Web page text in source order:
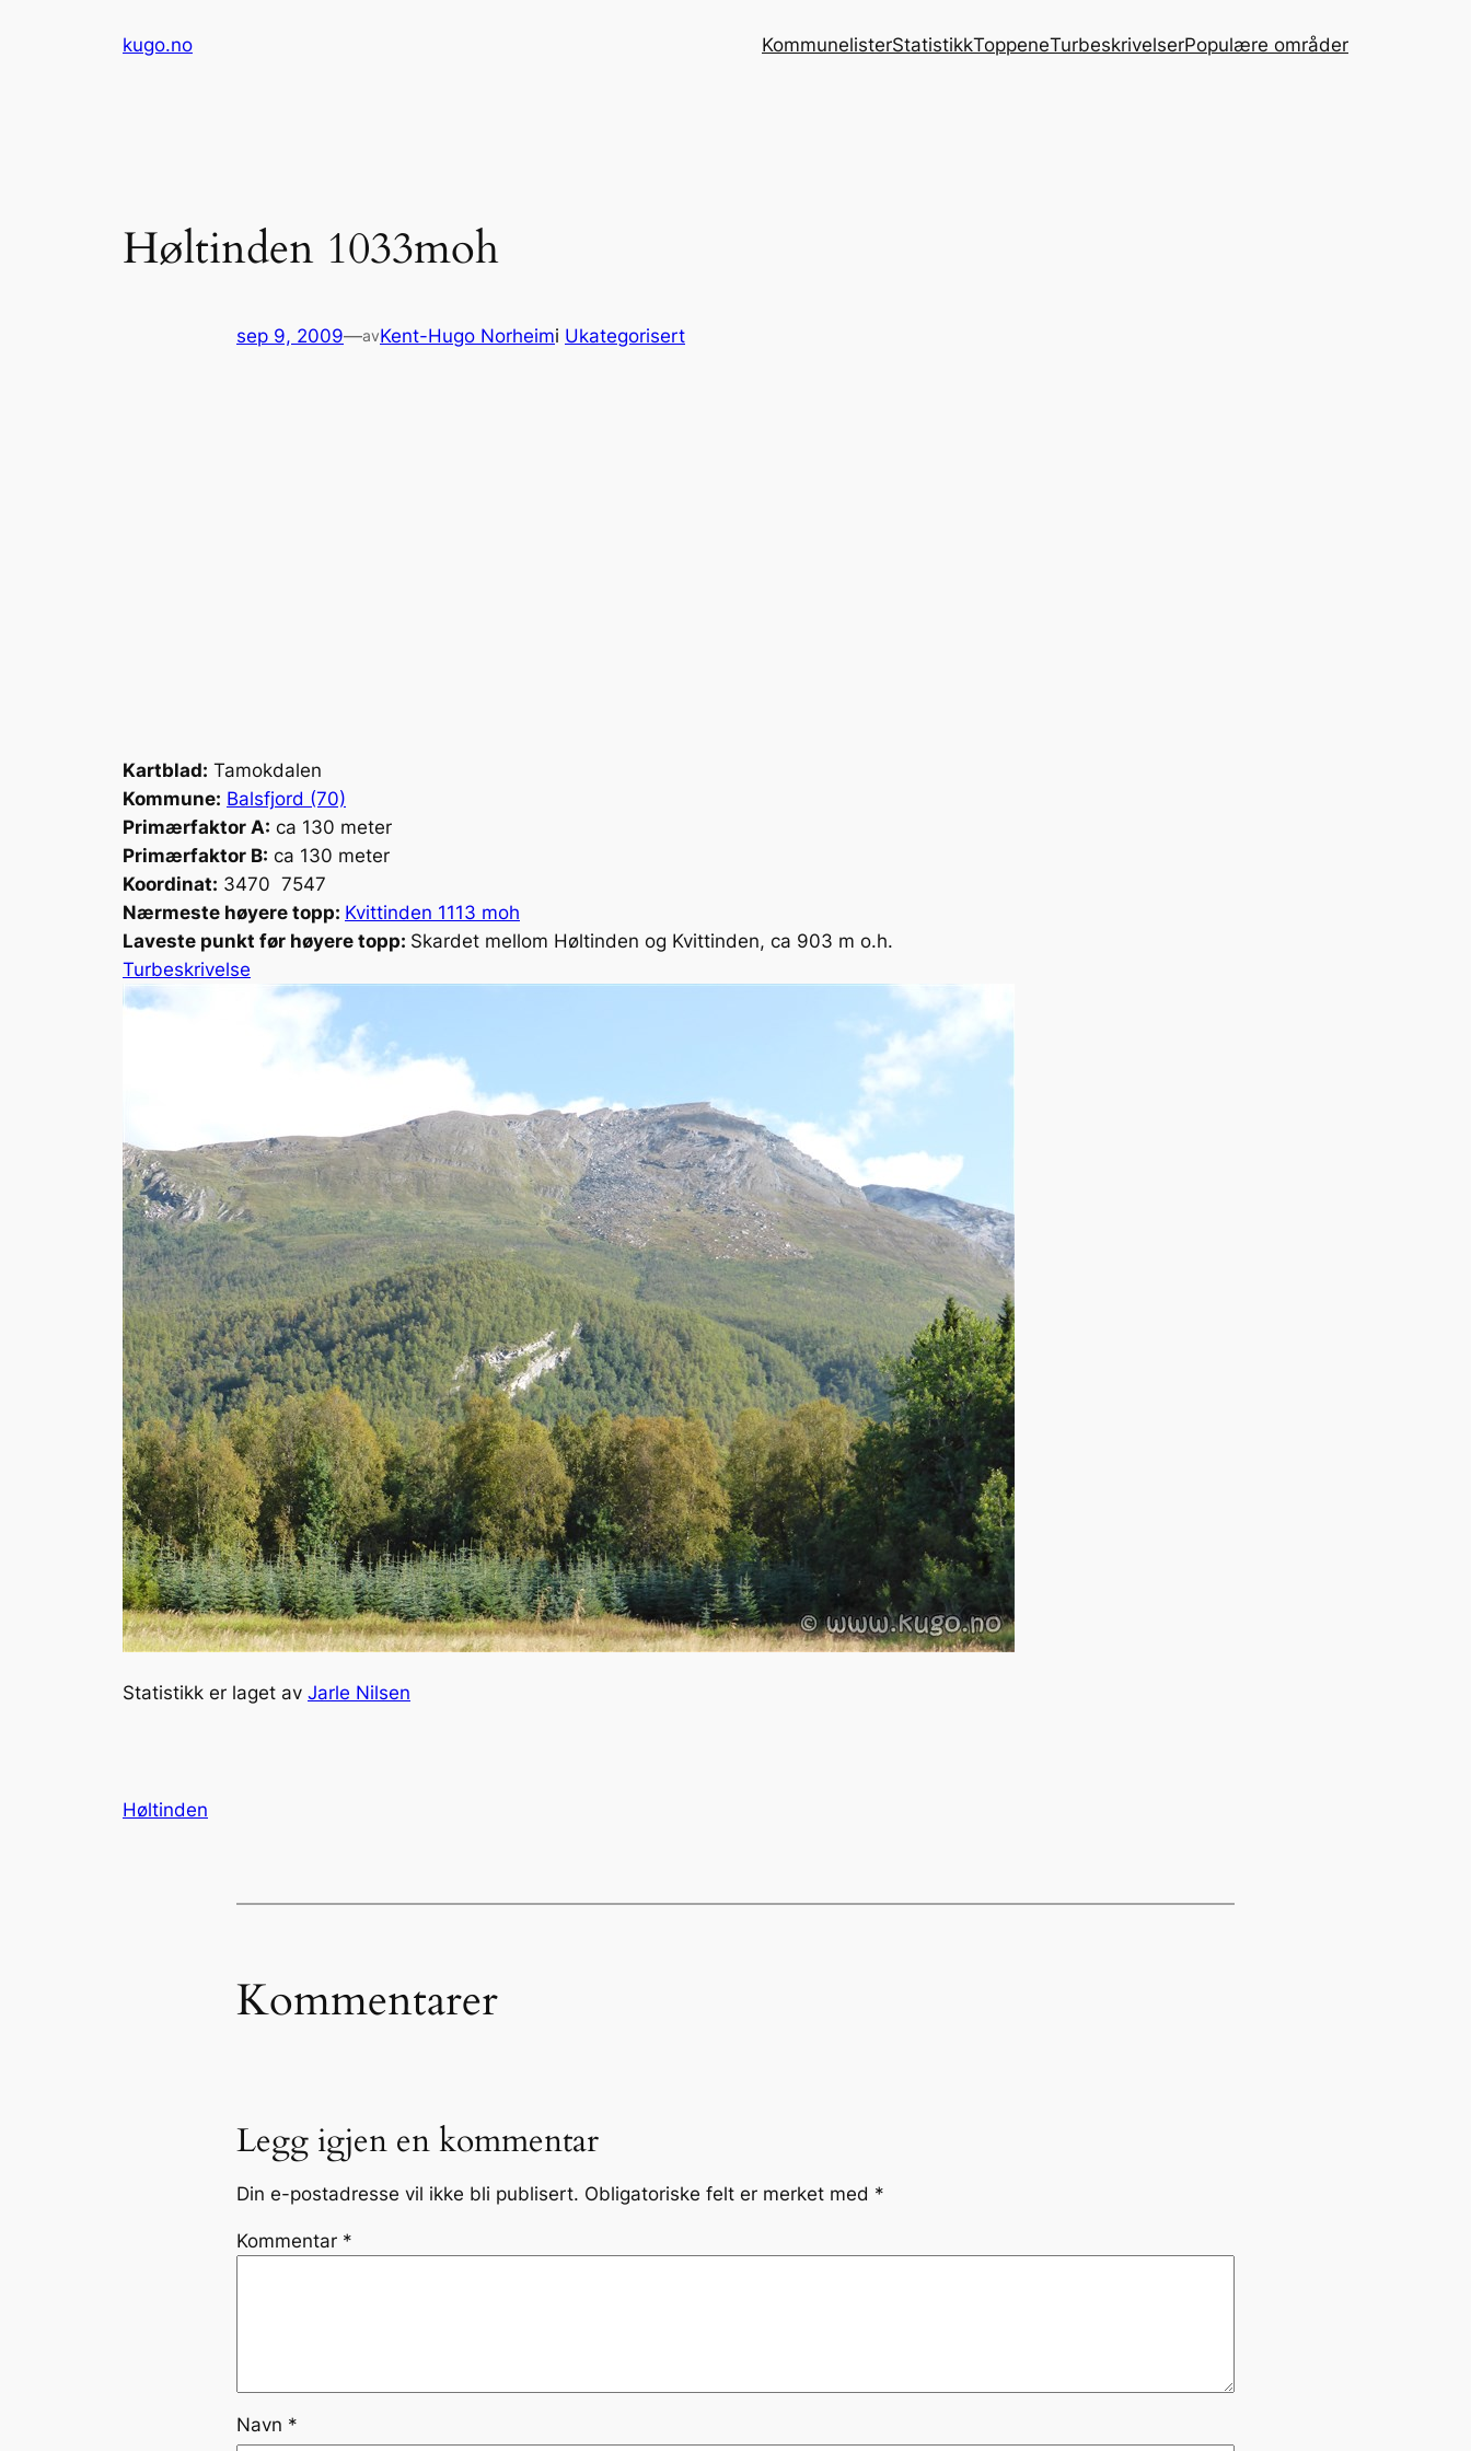
kugo.no KommunelisterStatistikkToppeneTurbeskrivelserPopulære områder
Høltinden 1033moh
sep 9, 2009—avKent-Hugo Norheimi Ukategorisert
Kartblad: Tamokdalen
Kommune: Balsfjord (70)
Primærfaktor A: ca 130 meter
Primærfaktor B: ca 130 meter
Koordinat: 3470 7547
Nærmeste høyere topp: Kvittinden 1113 moh
Laveste punkt før høyere topp: Skardet mellom Høltinden og Kvittinden, ca 903 m o.h.
Turbeskrivelse
Statistikk er laget av Jarle Nilsen
Høltinden
Kommentarer
Legg igjen en kommentar
Din e-postadresse vil ikke bli publisert. Obligatoriske felt er merket med *
Kommentar *
Navn *